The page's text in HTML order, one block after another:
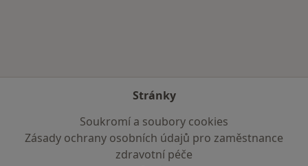
Stránky
Soukromí a soubory cookies
Zásady ochrany osobních údajů pro zaměstnance
zdravotní péče